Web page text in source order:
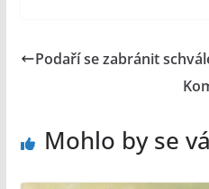
Podaří se zabránit
Mohlo by se